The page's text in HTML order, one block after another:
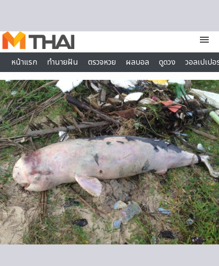
menu
หน้าแรก
ทำนายฝัน ตรวจหวย ผลบอล ดูดวง
วอลเปเป
ไลฟ์สไตล์